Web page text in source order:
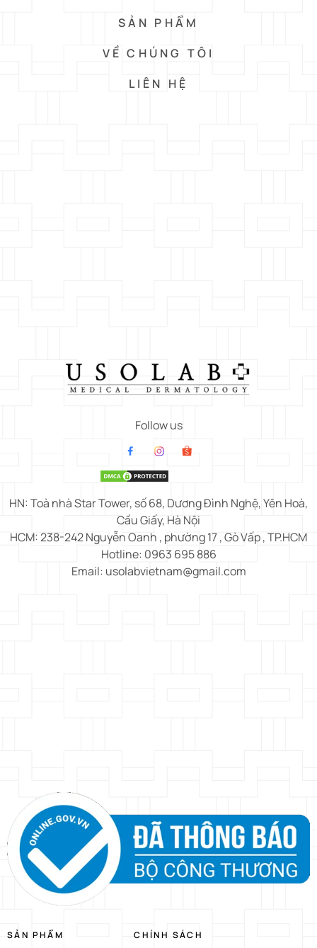
SẢN PHẨM
VỀ CHÚNG TÔI
LIÊN HỆ
Follow us
HN: Toà nhà Star Tower, số 68, Dương Đình Nghệ, Yên Hoà,
Cầu Giấy, Hà Nội
HCM: 238-242 Nguyễn Oanh , phường 17 , Gò Vấp , TP.HCM
Hotline: 0963 695 886
Email: usolabvietnam@gmail.com
SẢN PHẨM CHÍNH SÁCH